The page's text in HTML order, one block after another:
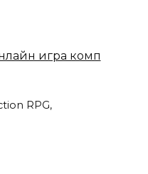
RPG,